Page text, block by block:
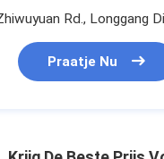
Rd., Longgang
Praatje Nu